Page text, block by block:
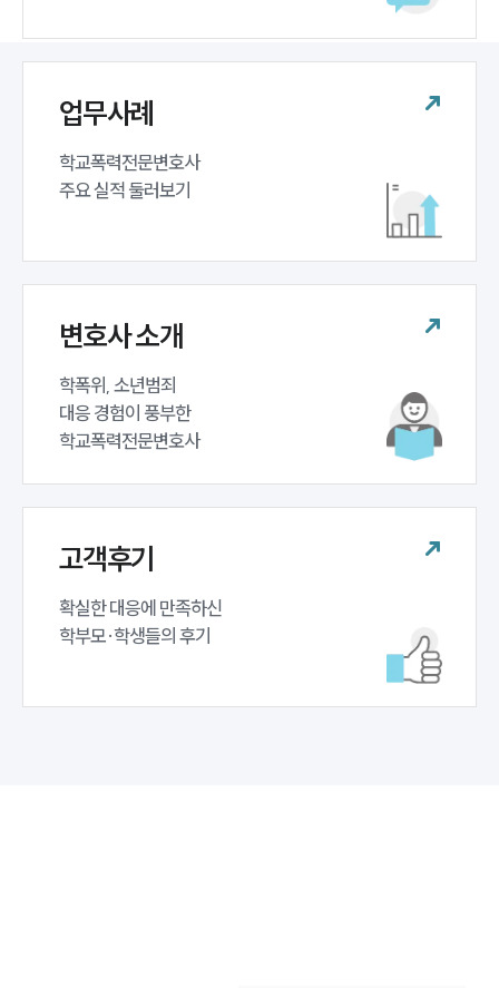
업무사례
학교폭력전문변호사
주요 실적 둘러보기
변호사 소개
학폭위, 소년범죄
대응 경험이 풍부한
학교폭력전문변호사
고객후기
확실한 대응에 만족하신
학부모·학생들의 후기